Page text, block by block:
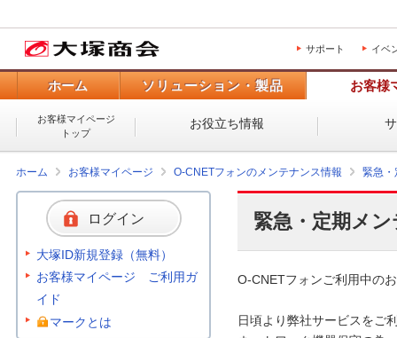
サポート イベ
ホーム ソリューション・製品 お客様
お客様マイページ
トップ
お役立ち情報
ホーム お客様マイページ O-CNETフォンのメンテナンス情報 緊急・
緊急・定期メ
O-CNETフォンご利用中の
日頃より弊社サービスをご
ログイン
大塚ID新規登録（無料）
お客様マイページ ご利用ガ
イド
マークとは